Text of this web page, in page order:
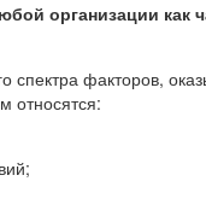
организации как
спектра факторов,
относятся: